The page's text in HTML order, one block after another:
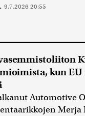
9.7.2026 20:55
kun EU
Automotive
Merja